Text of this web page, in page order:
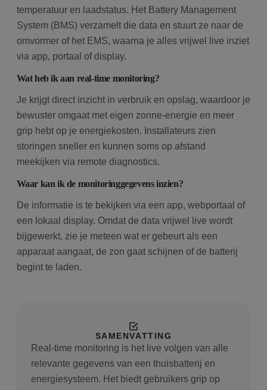
temperatuur en laadstatus. Het Battery Management
System (BMS) verzamelt die data en stuurt ze naar de
omvormer of het EMS, waarna je alles vrijwel live inziet
via app, portaal of display.
Wat heb ik aan real-time monitoring?
Je krijgt direct inzicht in verbruik en opslag, waardoor je
bewuster omgaat met eigen zonne-energie en meer
grip hebt op je energiekosten. Installateurs zien
storingen sneller en kunnen soms op afstand
meekijken via remote diagnostics.
Waar kan ik de monitoringgegevens inzien?
De informatie is te bekijken via een app, webportaal of
een lokaal display. Omdat de data vrijwel live wordt
bijgewerkt, zie je meteen wat er gebeurt als een
apparaat aangaat, de zon gaat schijnen of de batterij
begint te laden.
SAMENVATTING
Real-time monitoring is het live volgen van alle
relevante gegevens van een thuisbatterij en
energiesysteem. Het biedt gebruikers grip op